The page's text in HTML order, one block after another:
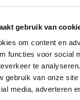
gebruik van
om content en
functies voor social
te
gebruik van onze site
media, adverteren
Duik
& Bouwrecht Start